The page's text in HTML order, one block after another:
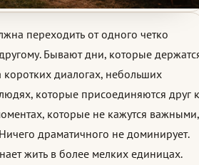
переходить от одного четко
Бывают дни, которые
коротких диалогах, небольших
которые присоединяются друг к
которые не кажутся важными,
драматичного не доминирует.
жить в более мелких единицах.